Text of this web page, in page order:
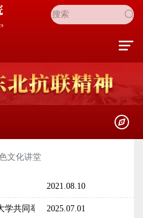
文化讲堂
2021.08.10
学共同举办红色文化讲堂 大力弘扬
2025.07.01